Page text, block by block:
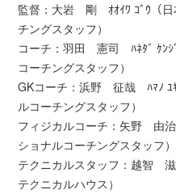
監督：大岩 剛 ｵｵｲﾜ ｺﾞｳ（日
チングスタッフ）
コーチ：羽田 憲司 ﾊﾈﾀﾞ ｹﾝｼ
コーチングスタッフ）
GKコーチ：浜野 征哉 ﾊﾏﾉ ﾕ
ルコーチングスタッフ）
フィジカルコーチ：矢野 由
ショナルコーチングスタッフ）
テクニカルスタッフ：越智
テクニカルハウス）